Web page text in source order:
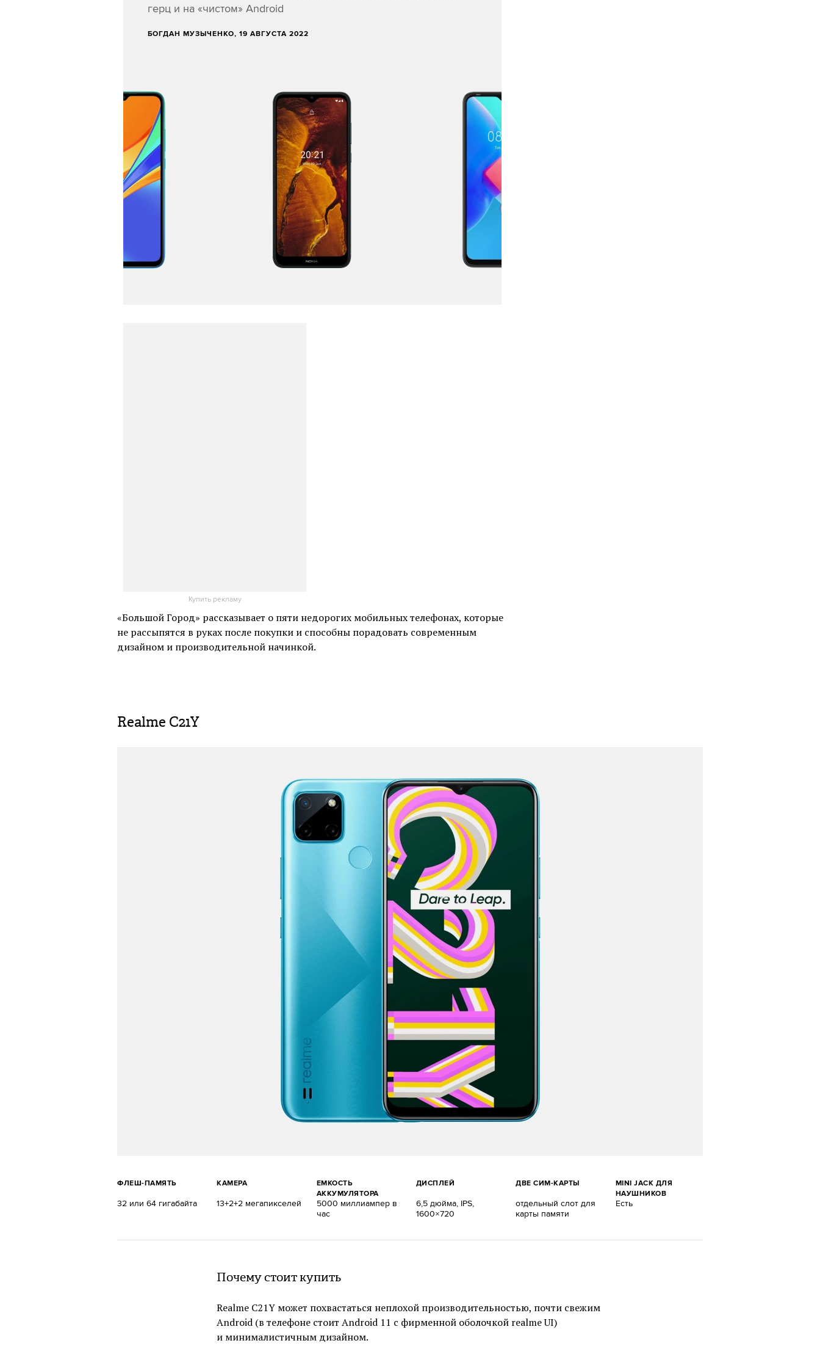
герц и на «чистом» Android
БОГДАН МУЗЫЧЕНКО, 19 АВГУСТА 2022
Купить рекламу
«Большой Город» рассказывает о пяти недорогих мобильных телефонах, которые
не рассыпятся в руках после покупки и способны порадовать современным
дизайном и производительной начинкой.
Realme C21Y
ФЛЕШ-ПАМЯТЬ КАМЕРА
ЕМКОСТЬ
АККУМУЛЯТОРА
ДИСПЛЕЙ ДВЕ СИМ-КАРТЫ
MINI JACK ДЛЯ
НАУШНИКОВ
32 или 64 гигабайта 13+2+2 мегапикселей
5000 миллиампер в
час
6,5 дюйма, IPS,
1600×720
отдельный слот для
карты памяти
Есть
Почему стоит купить
Realme C21Y может похвастаться неплохой производительностью, почти свежим
Android (в телефоне стоит Android 11 с фирменной оболочкой realme UI)
и минималистичным дизайном.